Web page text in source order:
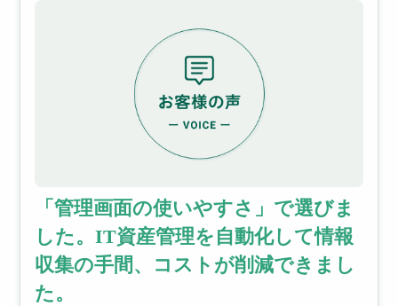
「管理画面の使いやすさ」で選びま
した。IT資産管理を自動化して情報
収集の手間、コストが削減できまし
た。